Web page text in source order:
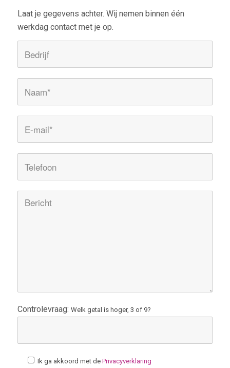
Laat je gegevens achter. Wij nemen binnen één
werkdag contact met je op.
Controlevraag: Welk getal is hoger, 3 of 9?
Ik ga akkoord met de Privacyverklaring